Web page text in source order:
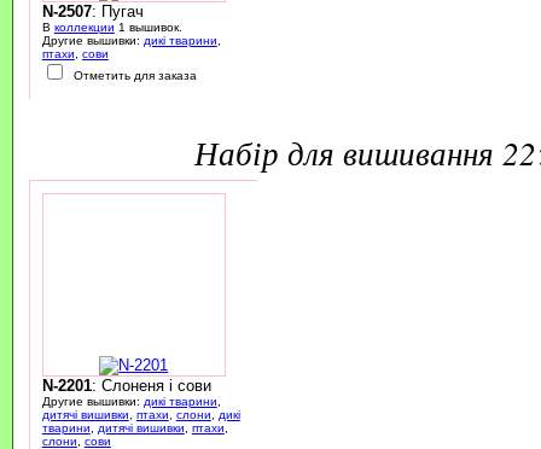
N-2507: Пугач
В коллекции 1 вышивок.
Другие вышивки: дикі тварини
птахи
сови
Отметить для заказа
набір для вишивання
N-2201: Слоненя і сови
Другие вышивки: дикі тварини
дитячі вишивки
птахи слони
дикі
тварини
дитячі вишивки птахи
слони
сови